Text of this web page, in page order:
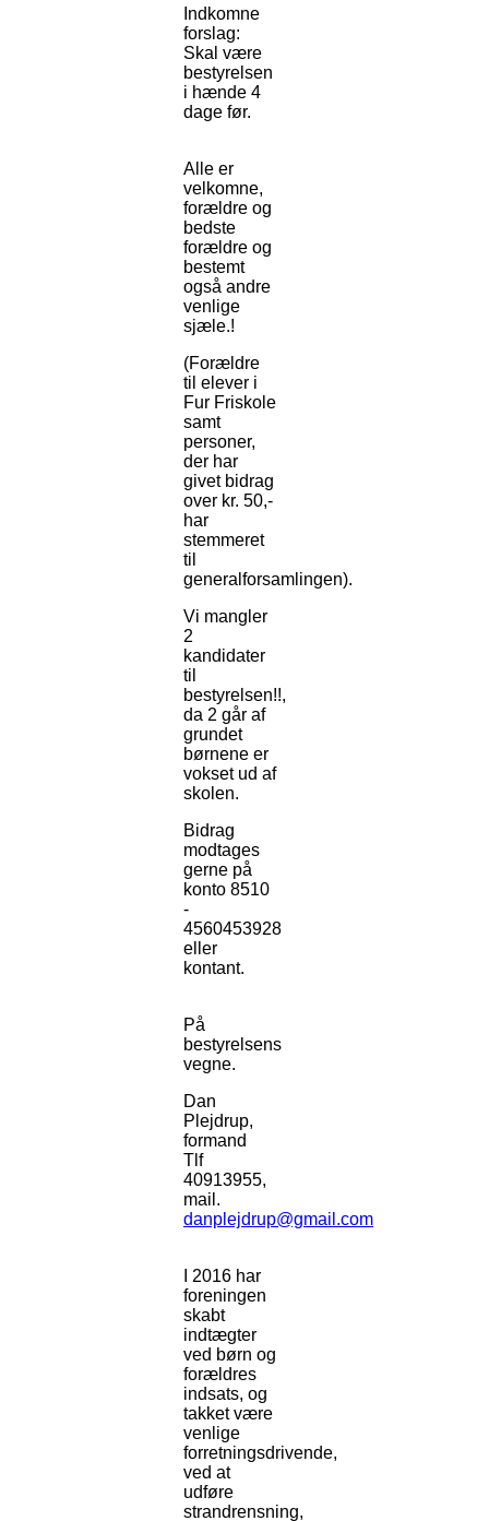
Indkomne
forslag:
Skal være
bestyrelsen
i hænde 4
dage før.
Alle er
velkomne,
forældre og
bedste
forældre og
bestemt
også andre
venlige
sjæle.!
(Forældre
til elever i
Fur Friskole
samt
personer,
der har
givet bidrag
over kr. 50,-
har
stemmeret
til
generalforsamlingen).
Vi mangler
2
kandidater
til
bestyrelsen!!,
da 2 går af
grundet
børnene er
vokset ud af
skolen.
Bidrag
modtages
gerne på
konto 8510
-
4560453928
eller
kontant.
På
bestyrelsens
vegne.
Dan
Plejdrup,
formand
Tlf
40913955,
mail.
danplejdrup@gmail.com
I 2016 har
foreningen
skabt
indtægter
ved børn og
forældres
indsats, og
takket være
venlige
forretningsdrivende,
ved at
udføre
strandrensning,